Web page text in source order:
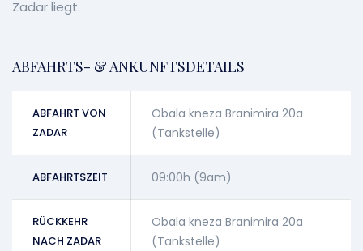
Zadar liegt.
ABFAHRTS- & ANKUNFTSDETAILS
ABFAHRT VON
ZADAR
Obala kneza Branimira 20a
(Tankstelle)
ABFAHRTSZEIT 09:00h (9am)
RÜCKKEHR
NACH ZADAR
Obala kneza Branimira 20a
(Tankstelle)